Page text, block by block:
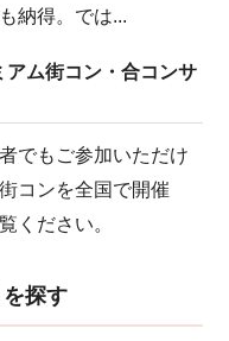
納得。では...
アム街コン・合コンサ
でもご参加いただけ
コンを全国で開催
ください。
探す